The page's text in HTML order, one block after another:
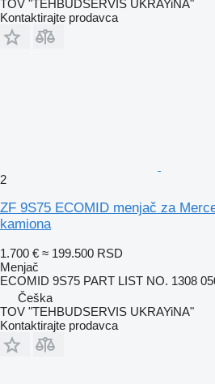
TOV "TEHBUDSERVIS UKRAYiNA"
Kontaktirajte prodavca
2
ZF 9S75 ECOMID menjač za
kamiona
1.700 € ≈ 199.500 RSD
Menjač
ECOMID 9S75 PART LIST NO. 1308
Češka
TOV "TEHBUDSERVIS UKRAYiNA"
Kontaktirajte prodavca